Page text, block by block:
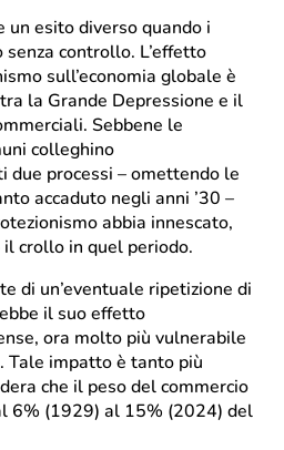
un esito diverso quando i
controllo. L’effetto
sull’economia globale è
la Grande Depressione e il
Sebbene le
colleghino
due processi – omettendo le
accaduto negli anni ’30 –
abbia innescato,
crollo in quel periodo.
di un’eventuale ripetizione di
il suo effetto
ora molto più vulnerabile
impatto è tanto più
che il peso del commercio
6% (1929) al 15% (2024) del